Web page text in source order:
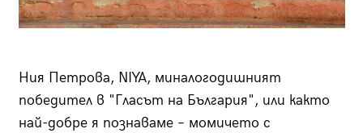
Ния Петрова, NIYA, миналогодишният
победител в "Гласът на България", или както
най-добре я познаваме – момичето с